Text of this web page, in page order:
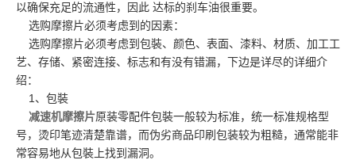
以确保充足的流通性，因此 达标的刹车油很重要。
选购摩擦片必须考虑到的因素：
选购摩擦片必须考虑到包裝、颜色、表面、漆料、材质、加工工
艺、存储、紧密连接、标志和有没有错漏，下边是详尽的详细介
绍：
1、包裝
减速机摩擦片原装零配件包裝一般较为标准，统一标准规格型
号，烫印笔迹清楚靠谱，而伪劣商品印刷包装较为粗糙，通常能非
常容易地从包裝上找到漏洞。